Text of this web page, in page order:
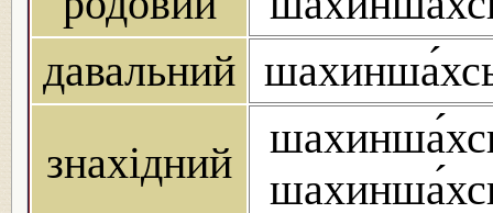
давальний
знахідний